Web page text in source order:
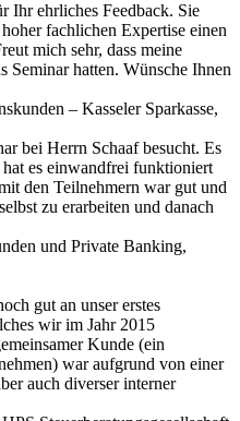
Ihr ehrliches Feedback. Sie
fachlichen Expertise einen
mich sehr, dass meine
Seminar hatten. Wünsche Ihnen
– Kasseler Sparkasse,
bei Herrn Schaaf besucht. Es
es einwandfrei funktioniert
den Teilnehmern war gut und
zu erarbeiten und danach
und Private Banking,
gut an unser erstes
wir im Jahr 2015
Kunde (ein
war aufgrund von einer
auch diverser interner